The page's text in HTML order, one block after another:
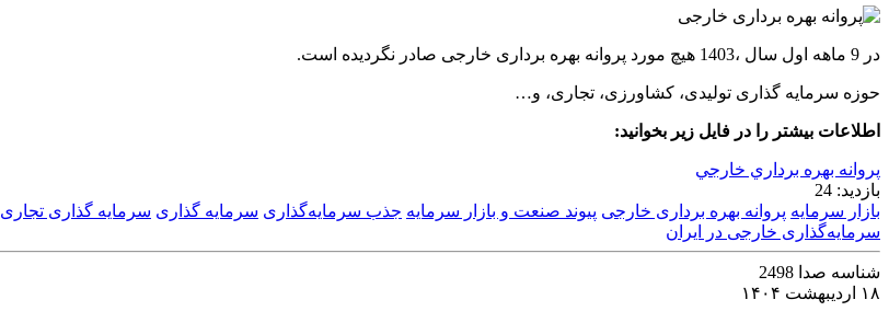
در 9 ماهه اول سال ،1403 هیچ مورد پروانه بهره برداری خارجی صادر نگردیده است.
حوزه سرمایه گذاری تولیدی، کشاورزی، تجاری، و…
اطلاعات بیشتر را در فایل زیر بخوانید:
پروانه بهره برداري خارجي
بازدید: 24
بازار سرمایه پروانه بهره برداری خارجی پیوند صنعت و بازار سرمایه جذب سرمایه‌گذاری سرمایه گذاری سرمایه گذاری تجاری
سرمایه‌گذاری خارجی در ایران
شناسه صدا
۱۸ اردیبهشت ۱۴۰۴